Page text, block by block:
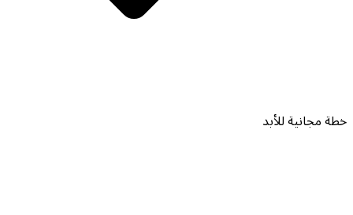
خطة مجانية للأبد